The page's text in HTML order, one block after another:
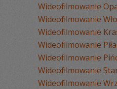
Wideofilmowanie
Wideofilmowanie
Wideofilmowanie
Wideofilmowanie Piła
Wideofilmowanie
Wideofilmowanie
Wideofilmowanie